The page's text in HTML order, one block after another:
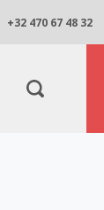
+32 470 67 48 32